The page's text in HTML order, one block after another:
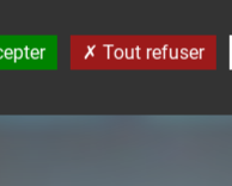
Tout refuser